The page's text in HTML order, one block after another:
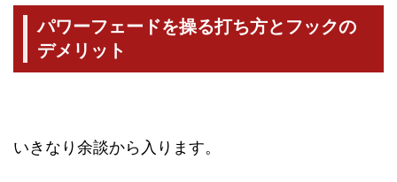
パワーフェードを操る打ち方とフックの
デメリット
いきなり余談から入ります。